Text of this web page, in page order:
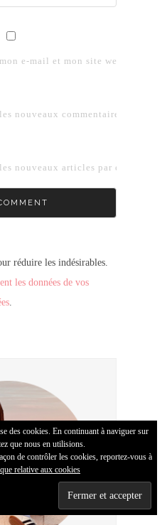
e-mail et mon site web dans le
nouveaux commentaires par e-
nouveaux articles par e-mail.
réduire les indésirables.
les données de vos
.
des cookies. En continuant à naviguer sur
que nous en utilisions.
de contrôler les cookies, reportez-vous à
relative aux cookies